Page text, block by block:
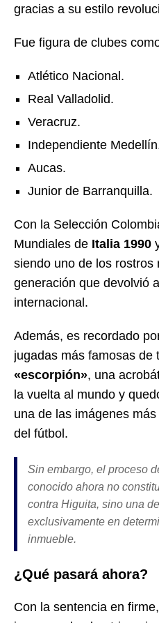
gracias a su estilo
Fue figura de clubes
Atlético Nacional.
Real Valladolid.
Veracruz.
Independiente
Aucas.
Junior de Barranquilla.
Con la Selección
Mundiales de Italia 1990
siendo uno de los rostros
generación que devolvió
internacional.
Además, es recordado
jugadas más famosas de
«escorpión», una
la vuelta al mundo y
una de las imágenes
del fútbol.
Sin embargo, el proceso
conocido ahora no
contra Higuita, sino una
exclusivamente en
inmueble.
¿Qué pasará ahora?
Con la sentencia en